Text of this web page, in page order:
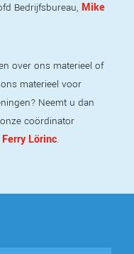
Bedrijfsbureau, Mike
over ons materieel of
materieel voor
Neemt u dan
coördinator
Ferry Lörinc.